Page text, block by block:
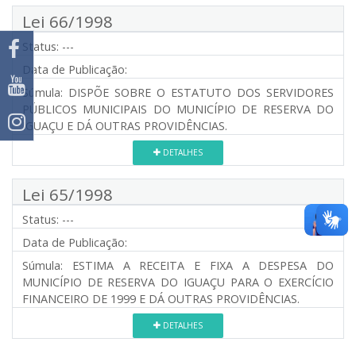
Lei 66/1998
Status: ---
Data de Publicação:
Súmula: DISPÕE SOBRE O ESTATUTO DOS SERVIDORES
PÚBLICOS MUNICIPAIS DO MUNICÍPIO DE RESERVA DO
IGUAÇU E DÁ OUTRAS PROVIDÊNCIAS.
DETALHES
Lei 65/1998
Status: ---
Data de Publicação:
Súmula: ESTIMA A RECEITA E FIXA A DESPESA DO
MUNICÍPIO DE RESERVA DO IGUAÇU PARA O EXERCÍCIO
FINANCEIRO DE 1999 E DÁ OUTRAS PROVIDÊNCIAS.
DETALHES